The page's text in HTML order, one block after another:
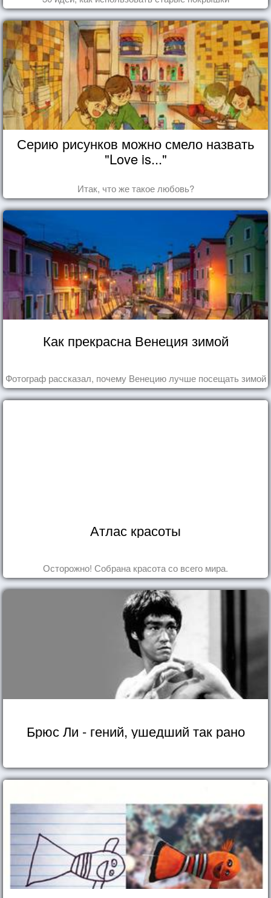
Серию рисунков можно смело назвать
"Love is..."
Итак, что же такое любовь?
Как прекрасна Венеция зимой
Фотограф рассказал, почему Венецию лучше посещать зимой
Атлас красоты
Осторожно! Собрана красота со всего мира.
Брюс Ли - гений, ушедший так рано